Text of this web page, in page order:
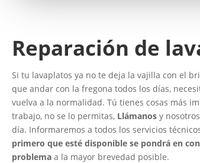
Reparación de
Si tu lavaplatos ya no te deja la vajilla con el
que andar con la fregona todos los días,
vuelva a la normalidad. Tú tienes cosas más
trabajo, no se lo permitas, Llámanos y
día. Informaremos a todos los servicios
primero que esté disponible se pondrá en
problema a la mayor brevedad posible.